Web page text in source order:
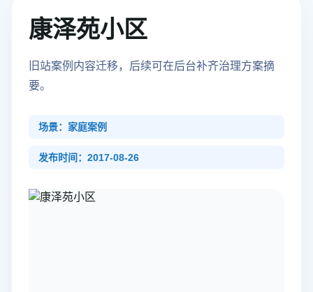
康泽苑小区
旧站案例内容迁移，后续可在后台补齐治理方案摘
要。
场景：家庭案例
发布时间：2017-08-26